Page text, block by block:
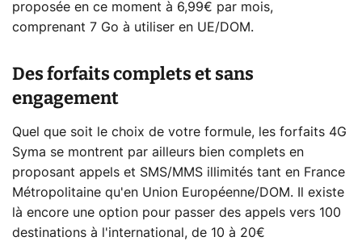
proposée en ce moment à 6,99€ par mois,
comprenant 7 Go à utiliser en UE/DOM.
Des forfaits complets et sans
engagement
Quel que soit le choix de votre formule, les forfaits 4G
Syma se montrent par ailleurs bien complets en
proposant appels et SMS/MMS illimités tant en France
Métropolitaine qu'en Union Européenne/DOM. Il existe
là encore une option pour passer des appels vers 100
destinations à l'international, de 10 à 20€